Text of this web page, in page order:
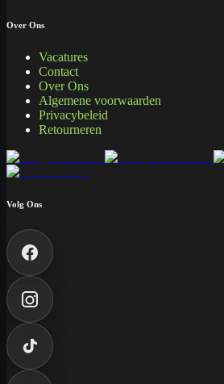
Over Ons
Vacatures
Contact
Over Ons
Algemene voorwaarden
Privacybeleid
Retourneren
Volg Ons